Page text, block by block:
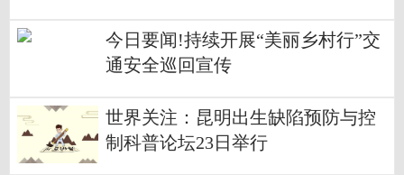
今日要闻!持续开展“美丽乡村行”交
通安全巡回宣传
世界关注：昆明出生缺陷预防与控
制科普论坛23日举行